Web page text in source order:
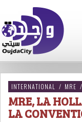
INTERNATIONAL / MRE /
MRE, LA
LA